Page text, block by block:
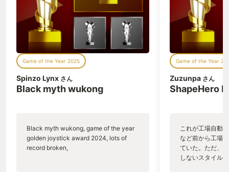
もゲームが購入できる。発売日にダウン
ロードし、即プレイ。いい世の中になっ
たものだ。（当時はカメクラで予約購入
したものだが） 感想は「最＆高」の一
言。 UIは「和階堂真の事件簿」を踏襲し
ているが、よりリッチになった感触だ。
集英社ゲームズとのタッグにより、贅沢
なってしまった。 ゲームの内容に関して
は、ぜひ皆さんに体験してほしいのであ
てBitSummitで得た、「雑誌以外で初め
て新作ゲームを見つけた感動」は、忘れ
られないほど衝撃的だった。 そんな今年
Game of the Year 2025
Spinzo Lynx さん
Black myth wukong
Black myth wukong, game of the year
golden joystick award 2024, lots of
record broken,
Game of the Year
Zuzunpa さん
ShapeHero
これが工場自動
など前から工場
ていた。ただ、
しないスタイル